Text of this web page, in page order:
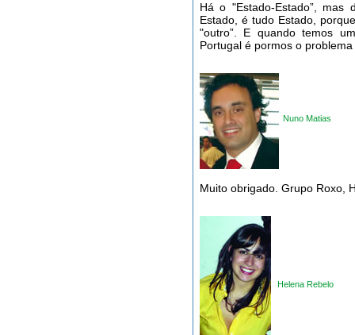
Há o "Estado-Estado”, mas
Estado, é tudo Estado,
"outro”. E quando temos
Portugal é pormos o
Nuno Matias
Muito obrigado. Grupo Roxo,
Helena Rebelo